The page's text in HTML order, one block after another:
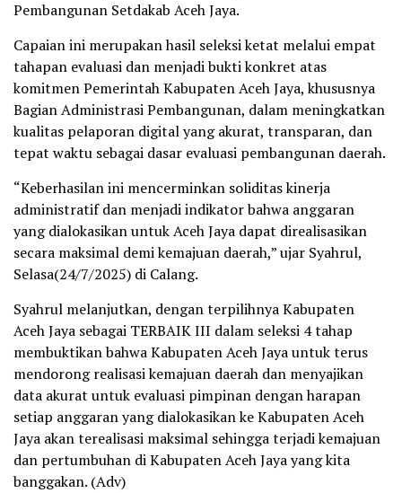
Pembangunan Setdakab Aceh Jaya.
Capaian ini merupakan hasil seleksi ketat melalui empat
tahapan evaluasi dan menjadi bukti konkret atas
komitmen Pemerintah Kabupaten Aceh Jaya, khususnya
Bagian Administrasi Pembangunan, dalam meningkatkan
kualitas pelaporan digital yang akurat, transparan, dan
tepat waktu sebagai dasar evaluasi pembangunan daerah.
“Keberhasilan ini mencerminkan soliditas kinerja
administratif dan menjadi indikator bahwa anggaran
yang dialokasikan untuk Aceh Jaya dapat direalisasikan
secara maksimal demi kemajuan daerah,” ujar Syahrul,
Selasa(24/7/2025) di Calang.
Syahrul melanjutkan, dengan terpilihnya Kabupaten
Aceh Jaya sebagai TERBAIK III dalam seleksi 4 tahap
membuktikan bahwa Kabupaten Aceh Jaya untuk terus
mendorong realisasi kemajuan daerah dan menyajikan
data akurat untuk evaluasi pimpinan dengan harapan
setiap anggaran yang dialokasikan ke Kabupaten Aceh
Jaya akan terealisasi maksimal sehingga terjadi kemajuan
dan pertumbuhan di Kabupaten Aceh Jaya yang kita
banggakan. (Adv)